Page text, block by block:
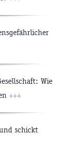
Wie
+++
schickt